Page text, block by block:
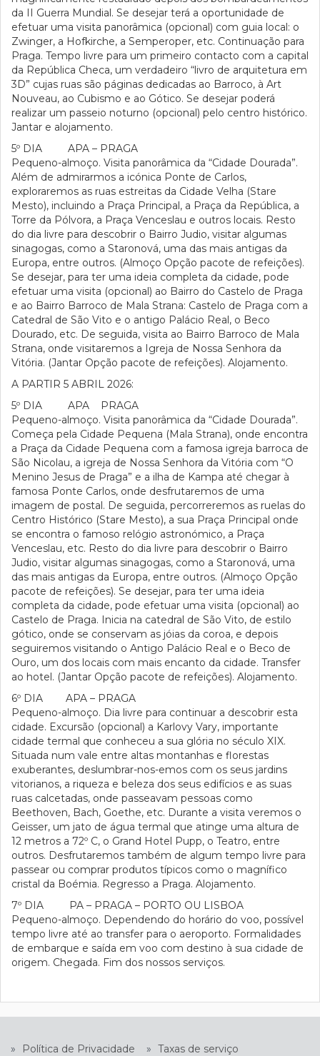
da II Guerra Mundial. Se desejar terá a oportunidade de
efetuar uma visita panorâmica (opcional) com guia local: o
Zwinger, a Hofkirche, a Semperoper, etc. Continuação para
Praga. Tempo livre para um primeiro contacto com a capital
da República Checa, um verdadeiro “livro de arquitetura em
3D” cujas ruas são páginas dedicadas ao Barroco, à Art
Nouveau, ao Cubismo e ao Gótico. Se desejar poderá
realizar um passeio noturno (opcional) pelo centro histórico.
Jantar e alojamento.
5º DIA APA – PRAGA
Pequeno-almoço. Visita panorâmica da “Cidade Dourada”.
Além de admirarmos a icónica Ponte de Carlos,
exploraremos as ruas estreitas da Cidade Velha (Stare
Mesto), incluindo a Praça Principal, a Praça da República, a
Torre da Pólvora, a Praça Venceslau e outros locais. Resto
do dia livre para descobrir o Bairro Judio, visitar algumas
sinagogas, como a Staronová, uma das mais antigas da
Europa, entre outros. (Almoço Opção pacote de refeições).
Se desejar, para ter uma ideia completa da cidade, pode
efetuar uma visita (opcional) ao Bairro do Castelo de Praga
e ao Bairro Barroco de Mala Strana: Castelo de Praga com a
Catedral de São Vito e o antigo Palácio Real, o Beco
Dourado, etc. De seguida, visita ao Bairro Barroco de Mala
Strana, onde visitaremos a Igreja de Nossa Senhora da
Vitória. (Jantar Opção pacote de refeições). Alojamento.
A PARTIR 5 ABRIL 2026:
5º DIA APA PRAGA
Pequeno-almoço. Visita panorâmica da “Cidade Dourada”.
Começa pela Cidade Pequena (Mala Strana), onde encontra
a Praça da Cidade Pequena com a famosa igreja barroca de
São Nicolau, a igreja de Nossa Senhora da Vitória com “O
Menino Jesus de Praga” e a ilha de Kampa até chegar à
famosa Ponte Carlos, onde desfrutaremos de uma
imagem de postal. De seguida, percorreremos as ruelas do
Centro Histórico (Stare Mesto), a sua Praça Principal onde
se encontra o famoso relógio astronómico, a Praça
Venceslau, etc. Resto do dia livre para descobrir o Bairro
Judio, visitar algumas sinagogas, como a Staronová, uma
das mais antigas da Europa, entre outros. (Almoço Opção
pacote de refeições). Se desejar, para ter uma ideia
completa da cidade, pode efetuar uma visita (opcional) ao
Castelo de Praga. Inicia na catedral de São Vito, de estilo
gótico, onde se conservam as jóias da coroa, e depois
seguiremos visitando o Antigo Palácio Real e o Beco de
Ouro, um dos locais com mais encanto da cidade. Transfer
ao hotel. (Jantar Opção pacote de refeições). Alojamento.
6º DIA APA – PRAGA
Pequeno-almoço. Dia livre para continuar a descobrir esta
cidade. Excursão (opcional) a Karlovy Vary, importante
cidade termal que conheceu a sua glória no século XIX.
Situada num vale entre altas montanhas e florestas
exuberantes, deslumbrar-nos-emos com os seus jardins
vitorianos, a riqueza e beleza dos seus edifícios e as suas
ruas calcetadas, onde passeavam pessoas como
Beethoven, Bach, Goethe, etc. Durante a visita veremos o
Geisser, um jato de água termal que atinge uma altura de
12 metros a 72º C, o Grand Hotel Pupp, o Teatro, entre
outros. Desfrutaremos também de algum tempo livre para
passear ou comprar produtos típicos como o magnífico
cristal da Boémia. Regresso a Praga. Alojamento.
7º DIA PA – PRAGA – PORTO OU LISBOA
Pequeno-almoço. Dependendo do horário do voo, possível
tempo livre até ao transfer para o aeroporto. Formalidades
de embarque e saída em voo com destino à sua cidade de
origem. Chegada. Fim dos nossos serviços.
» Política de Privacidade » Taxas de serviço